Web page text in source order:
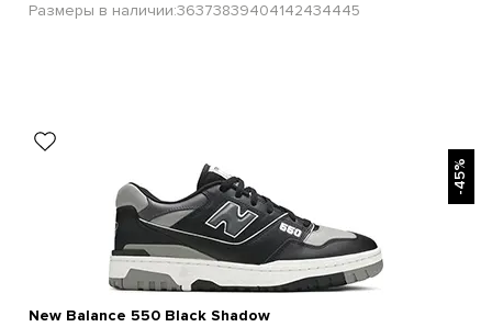
Размеры в наличии:36373839404142434445
-45%
New Balance 550 Black Shadow